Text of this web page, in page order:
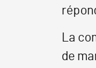
La
de